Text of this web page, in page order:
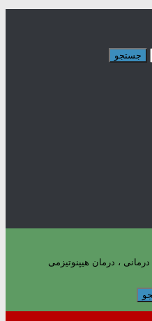
، درمان هیپنوتیزمی